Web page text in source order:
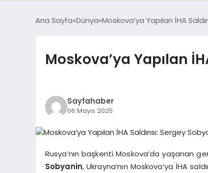
Ana Sayfa Dünya Moskova’ya Yapılan İHA
Moskova’ya Yapılan
Sayfahaber
06 Mayıs 2025
Rusya’nın başkenti Moskova’da yaşanan
Sobyanin, Ukrayna’nın Moskova’ya İHA